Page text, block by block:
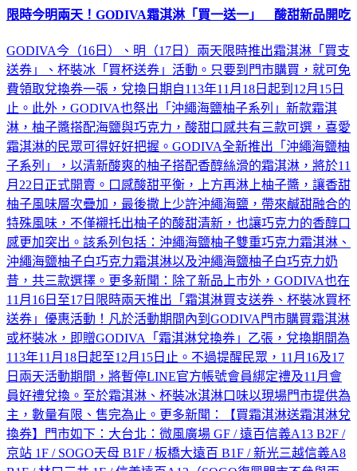
限時今明兩天！GODIVA霜淇淋「買一送一」 酸甜新品開吃
GODIVA今（16日）、明（17日）兩天限時推出霜淇淋「買支
送券」、杯裝冰「買杯送券」活動。只要到門市購買，就可免
費領取兌換券一張，兌換日期自113年11月18日起到12月15日
止。此外，GODIVA也祭出「沖繩海鹽柚子系列」新款霜淇
淋，柚子醬搭配海鹽與巧克力，酸甜口感共有三款可選，喜愛
霜淇淋的民眾可得好好把握。GODIVA全新推出「沖繩海鹽柚
子系列」，以清新酸爽的柚子搭配香醇絲滑的霜淇淋，將於11
月22日正式開賣。口感酸甜平衡，上方再淋上柚子醬，讓香甜
柚子風味層次疊加，最後撒上少許沖繩海鹽，帶來鹹甜融合的
特殊風味，不僅襯托出柚子的酸甜清新，也讓巧克力的香醇口
感更加突出。該系列包括：沖繩海鹽柚子雙重巧克力霜淇淋、
沖繩海鹽柚子白巧克力霜淇淋以及沖繩海鹽柚子白巧克力奶
昔，共三款選擇。更多新聞：除了新品上市外，GODIVA也在
11月16日至17日限時兩天推出「霜淇淋買支送券、杯裝冰買杯
送券」優惠活動！凡於活動期間內到GODIVA門市購買霜淇淋
或杯裝冰，即贈GODIVA「霜淇淋兌換券」乙張，兌換期間為
113年11月18日起至12月15日止。不過提醒民眾，11月16及17
日兩天活動期間，將暫停LINE官方帳號會員綁定禮及11月會
員好禮兌換。至於霜淇淋、杯裝冰淇淋口味以現場門市提供為
主，數量有限、售完為止。更多新聞：【買霜淇淋送霜淇淋兌
換券】門市如下：大台北：微風廣場 GF / 遠百信義A13 B2F /
京站 1F / SOGO天母 B1F / 板橋大遠百 B1F / 新光三越信義A8